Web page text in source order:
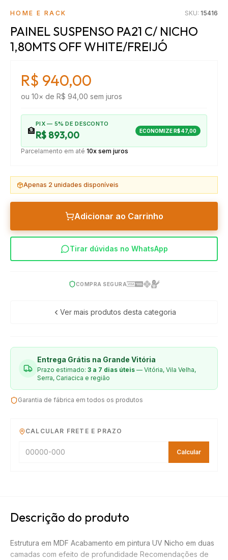
HOME E RACK SKU: 15416
PAINEL SUSPENSO PA21 C/ NICHO
1,80MTS OFF WHITE/FREIJÓ
R$ 940,00
ou 10× de R$ 94,00 sem juros
🏦
PIX — 5% DE DESCONTO
R$ 893,00 ECONOMIZER$ 47,00
Parcelamento em até 10x sem juros
Apenas 2 unidades disponíveis
Adicionar ao Carrinho
Tirar dúvidas no WhatsApp
COMPRA SEGURA
Ver mais produtos desta categoria
Entrega Grátis na Grande Vitória
Prazo estimado: 3 a 7 dias úteis — Vitória, Vila Velha,
Serra, Cariacica e região
Garantia de fábrica em todos os produtos
CALCULAR FRETE E PRAZO
Calcular
Descrição do produto
Estrutura em MDF Acabamento em pintura UV Nicho em duas
camadas com efeito de profundidade Recomendações de